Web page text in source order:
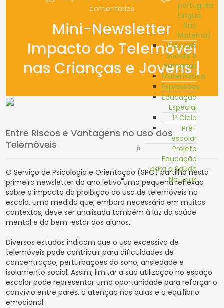
português
Língua
Não
Materna)
Ciências
Sociais e
Humanas
Matemática
Expressões
Educação
Especial
1º Ciclo
Pré-
escolar
Projeto
Educação
para a Saúde
Notícias
comentários
Mini-Newsletter
Impacto do Telemóvel
nas Crianças e Jovens |
Entre Riscos e Vantagens no uso dos
Telemóveis
O Serviço de Psicologia e Orientação (SPO) partilha nesta
primeira newsletter do ano letivo uma pequena reflexão
sobre o impacto da proibição do uso de telemóveis na
escola, uma medida que, embora necessária em muitos
contextos, deve ser analisada também à luz da saúde
mental e do bem-estar dos alunos.
Diversos estudos indicam que o uso excessivo de
telemóveis pode contribuir para dificuldades de
concentração, perturbações do sono, ansiedade e
isolamento social. Assim, limitar a sua utilização no espaço
escolar pode representar uma oportunidade para reforçar o
convívio entre pares, a atenção nas aulas e o equilíbrio
emocional.